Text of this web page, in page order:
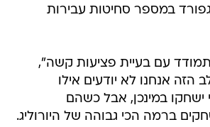
במספר סחיטות עבירות
עם בעיית פציעות קשה",
אנחנו לא יודעים אילו
במינכן, אבל כשהם
ברמה הכי גבוהה של היורוליג.